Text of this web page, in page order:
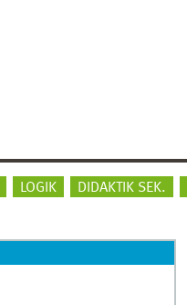
LOGIK DIDAKTIK SEK.